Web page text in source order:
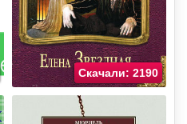
Скачали: 2190